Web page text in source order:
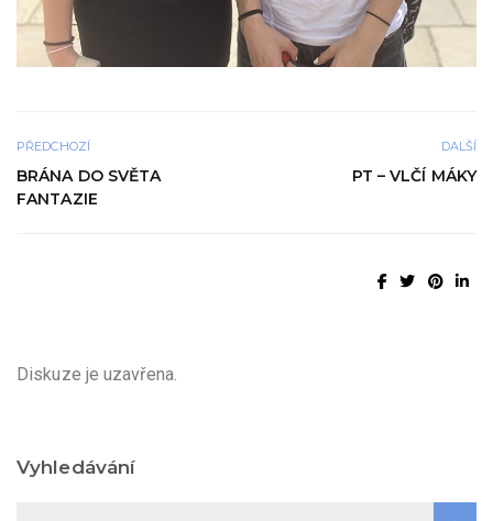
PŘEDCHOZÍ
BRÁNA DO SVĚTA
FANTAZIE
DALŠÍ
PT – VLČÍ MÁKY
Diskuze je uzavřena.
Vyhledávání